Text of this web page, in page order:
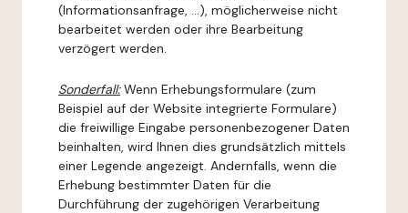
(Informationsanfrage, ...), möglicherweise nicht
bearbeitet werden oder ihre Bearbeitung
verzögert werden.
Sonderfall:Wenn Erhebungsformulare (zum
Beispiel auf der Website integrierte Formulare)
die freiwillige Eingabe personenbezogener Daten
beinhalten, wird Ihnen dies grundsätzlich mittels
einer Legende angezeigt. Andernfalls, wenn die
Erhebung bestimmter Daten für die
Durchführung der zugehörigen Verarbeitung